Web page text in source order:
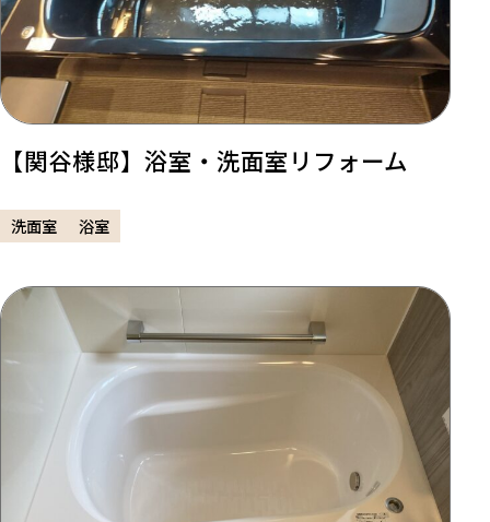
【関谷様邸】浴室・洗面室リフォーム
洗面室 浴室